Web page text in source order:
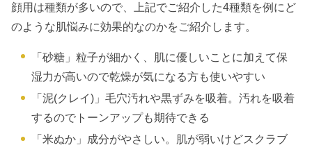
顔用は種類が多いので、上記でご紹介した4種類を例にど
のような肌悩みに効果的なのかをご紹介します。
「砂糖」粒子が細かく、肌に優しいことに加えて保
湿力が高いので乾燥が気になる方も使いやすい
「泥(クレイ)」毛穴汚れや黒ずみを吸着。汚れを吸着
するのでトーンアップも期待できる
「米ぬか」成分がやさしい。肌が弱いけどスクラブ